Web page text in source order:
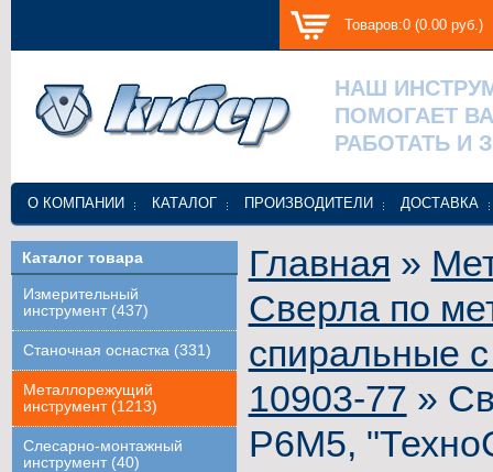
Товаров:0 (0.00 руб.)
НАШ
ПОМОГАЕТ
РАБОТАТЬ И
О КОМПАНИИ КАТАЛОГ ПРОИЗВОДИТЕЛИ ДОСТАВКА
Каталог товара
Измерительный
инструмент (437)
Станочная оснастка (331)
Металлорежущий
инструмент (1213)
Слесарно-монтажный
инструмент (40)
Главная »
Сверла по
спиральные
10903-77 »
Р6М5,